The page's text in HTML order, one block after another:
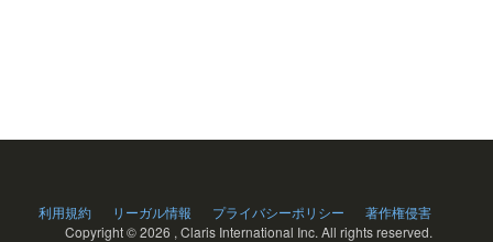
利用規約 リーガル情報 プライバシーポリシー
著作権侵害
Copyright ©2026 , Claris International Inc. All rights reserved.